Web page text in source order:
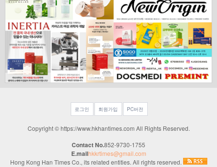
로그인 회원가입 PC버전
Copyright © https://www.hkhantimes.com All Rights Reserved.
Contact No.852-9730-1755
E.mailhkkrtimes@gmail.com
Hong Kong Han Times Co., its related entities. All rights reserved.